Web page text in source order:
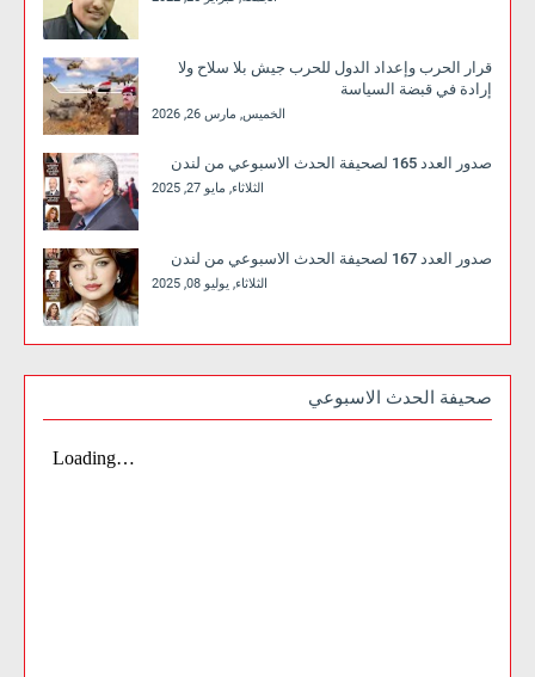
قرار الحرب وإعداد الدول للحرب جيش بلا سلاح ولا
إرادة في قبضة السياسة
الخميس, مارس 26, 2026
صدور العدد 165 لصحيفة الحدث الاسبوعي من لندن
الثلاثاء, مايو 27, 2025
صدور العدد 167 لصحيفة الحدث الاسبوعي من لندن
الثلاثاء, يوليو 08, 2025
صحيفة الحدث الاسبوعي